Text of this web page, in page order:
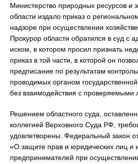
Министерство природных ресурсов и
области издало приказ о
надзоре при осуществлении
Прокурор области обратился в суд с
иском, в котором просил признать
приказ в той части, в которой он
предписание по результатам
проводимых органом государственной
без взаимодействия с проверяемыми
Решением областного суда,
коллегией Верховного Суда РФ,
удовлетворены. Федеральный закон
«О защите прав и юридических лиц и
предпринимателей при